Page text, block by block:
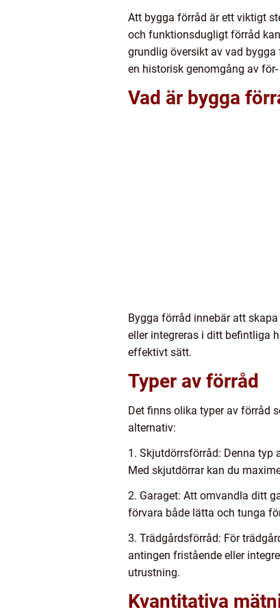
Att bygga förråd är ett viktigt
och funktionsdugligt förråd
grundlig översikt av vad
en historisk genomgång av
Vad är bygga
Bygga förråd innebär att
eller integreras i ditt befintliga
effektivt sätt.
Typer av förråd
Det finns olika typer av förråd
alternativ:
1. Skjutdörrsförråd: Denna typ
Med skjutdörrar kan du
2. Garaget: Att omvandla ditt
förvara både lätta och tunga
3. Trädgårdsförråd: För
antingen fristående eller
utrustning.
Kvantitativa